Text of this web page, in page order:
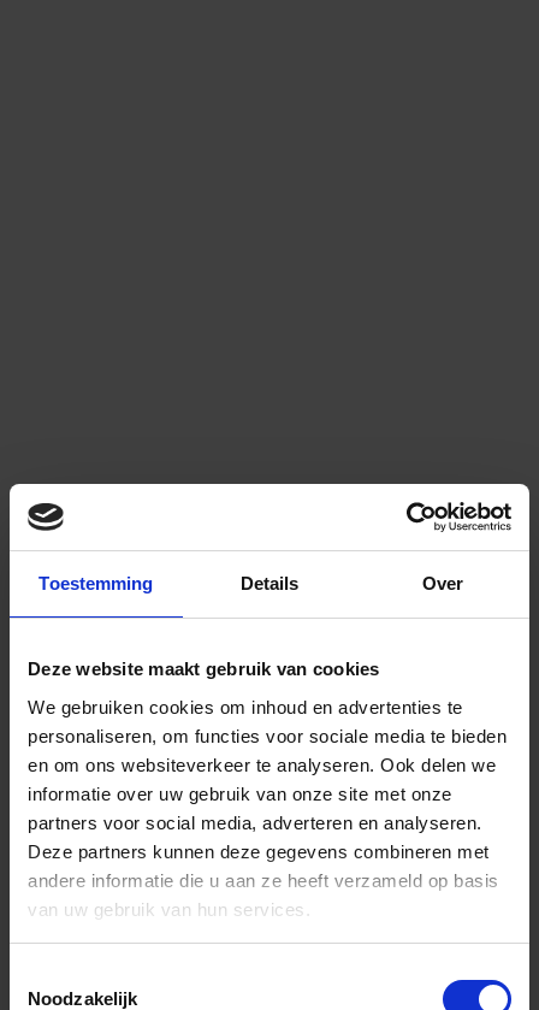
Toestemming Details Over
Deze website maakt gebruik van cookies
We gebruiken cookies om inhoud en advertenties te
personaliseren, om functies voor sociale media te bieden
en om ons websiteverkeer te analyseren. Ook delen we
informatie over uw gebruik van onze site met onze
partners voor social media, adverteren en analyseren.
Deze partners kunnen deze gegevens combineren met
andere informatie die u aan ze heeft verzameld op basis
van uw gebruik van hun services.
Noodzakelijk